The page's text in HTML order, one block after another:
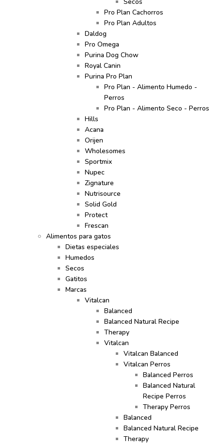
Pro Plan Cachorros
Pro Plan Adultos
Daldog
Pro Omega
Purina Dog Chow
Royal Canin
Purina Pro Plan
Pro Plan - Alimento Humedo -
Perros
Pro Plan - Alimento Seco - Perros
Hills
Acana
Orijen
Wholesomes
Sportmix
Nupec
Zignature
Nutrisource
Solid Gold
Protect
Frescan
Alimentos para gatos
Dietas especiales
Humedos
Secos
Gatitos
Marcas
Vitalcan
Balanced
Balanced Natural Recipe
Therapy
Vitalcan
Vitalcan Balanced
Vitalcan Perros
Balanced Perros
Balanced Natural
Recipe Perros
Therapy Perros
Balanced
Balanced Natural Recipe
Therapy